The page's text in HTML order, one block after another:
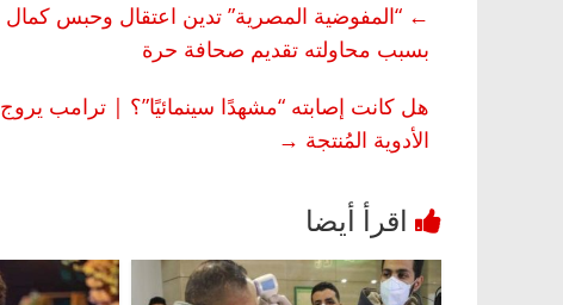
← “المفوضية المصرية” تدين اعتقال وحبس
بسبب محاولته تقديم صحافة حرة
هل كانت إصابته “مشهدًا سينمائيًا”؟ | ترامب
الأدوية المُنتجة →
قانوني دافع عن قضايا الوطن
للحرية (بروفايل)
ميلاده وحيداً على أبواب